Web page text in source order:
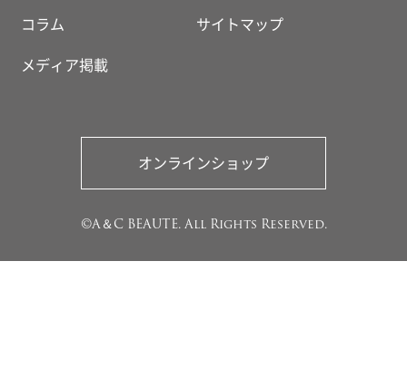
コラム
メディア掲載
サイトマップ
オンラインショップ
©A＆C BEAUTE. All Rights Reserved.